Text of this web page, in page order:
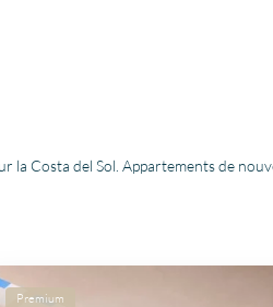
Costa del Sol. Appartements de
Premium